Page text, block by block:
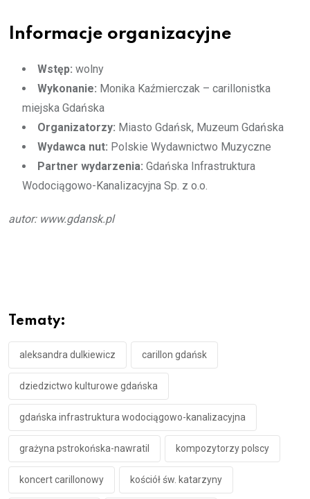
Informacje organizacyjne
Wstęp: wolny
Wykonanie: Monika Kaźmierczak – carillonistka
miejska Gdańska
Organizatorzy: Miasto Gdańsk, Muzeum Gdańska
Wydawca nut: Polskie Wydawnictwo Muzyczne
Partner wydarzenia: Gdańska Infrastruktura
Wodociągowo-Kanalizacyjna Sp. z o.o.
autor: www.gdansk.pl
Tematy:
aleksandra dulkiewicz carillon gdańsk
dziedzictwo kulturowe gdańska
gdańska infrastruktura wodociągowo-kanalizacyjna
grażyna pstrokońska-nawratil kompozytorzy polscy
koncert carillonowy kościół św. katarzyny